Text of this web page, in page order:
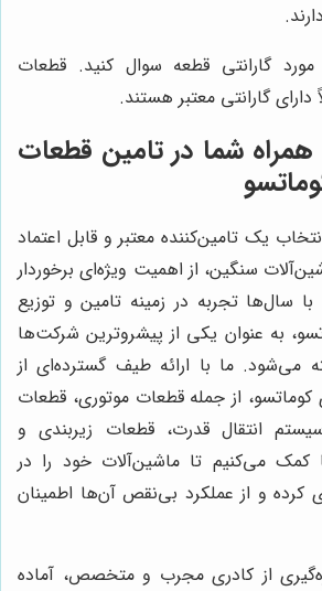
مورد گارانتی قطعه سوال کنید. قطعات
دارای گارانتی معتبر هستند.
شما در تامین قطعات
انتخاب یک تامین‌کننده معتبر و قابل اعتماد
سنگین، از اهمیت ویژه‌ای برخوردار
با سال‌ها تجربه در زمینه تامین و توزیع
به عنوان یکی از پیشروترین شرکت‌ها
می‌شود. ما با ارائه طیف گسترده‌ای از
از جمله قطعات موتوری، قطعات
انتقال قدرت، قطعات زیربندی و
کمک می‌کنیم تا ماشین‌آلات خود را در
کرده و از عملکرد بی‌نقص آن‌ها اطمینان
از کادری مجرب و متخصص، آماده